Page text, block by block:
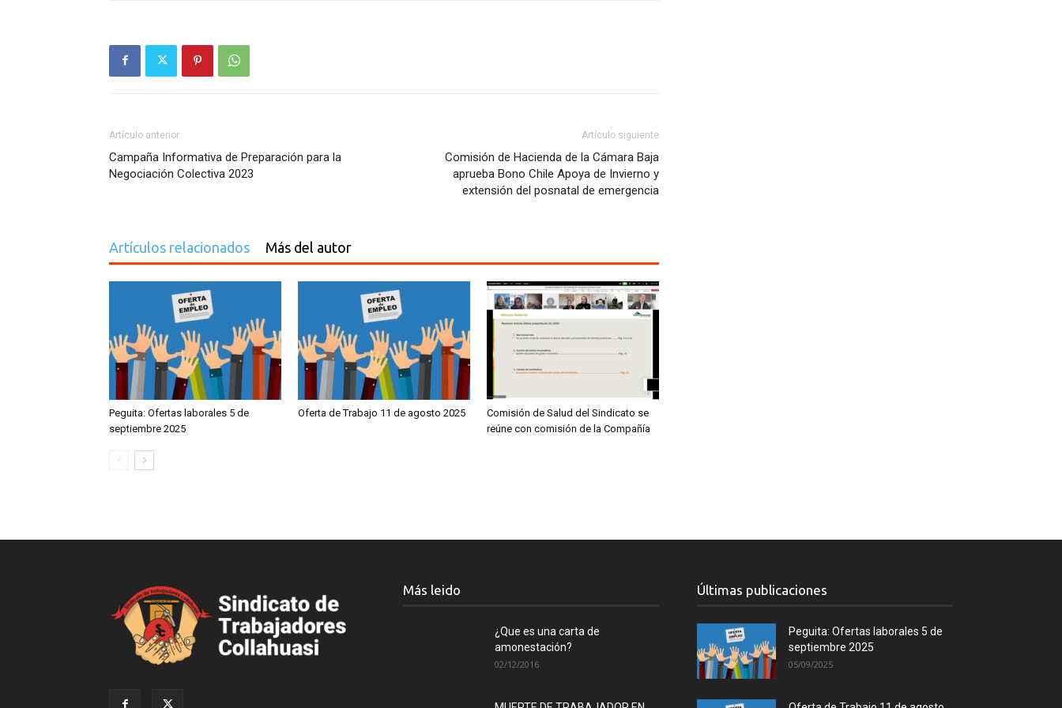
Artículo anterior
Campaña Informativa de Preparación para la
Negociación Colectiva 2023
Artículo siguiente
Comisión de Hacienda de la Cámara Baja
aprueba Bono Chile Apoya de Invierno y
extensión del posnatal de emergencia
Artículos relacionados Más del autor
Peguita: Ofertas laborales 5 de
septiembre 2025
Oferta de Trabajo 11 de agosto 2025
Comisión de Salud del Sindicato se
reúne con comisión de la Compañía
Más leido
¿Que es una carta de
amonestación?
02/12/2016
Últimas publicaciones
Peguita: Ofertas laborales 5 de
septiembre 2025
05/09/2025